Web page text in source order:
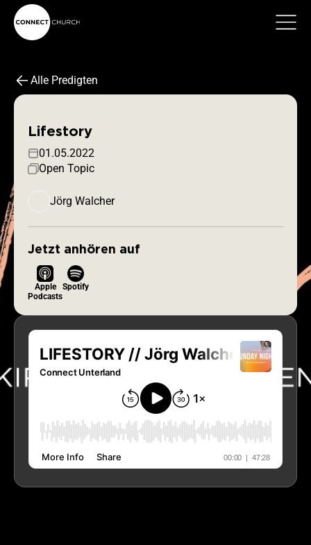
Alle Predigten
Lifestory
01.05.2022
Open Topic
Jörg Walcher
Jetzt anhören auf
Apple
Podcasts
Spotify